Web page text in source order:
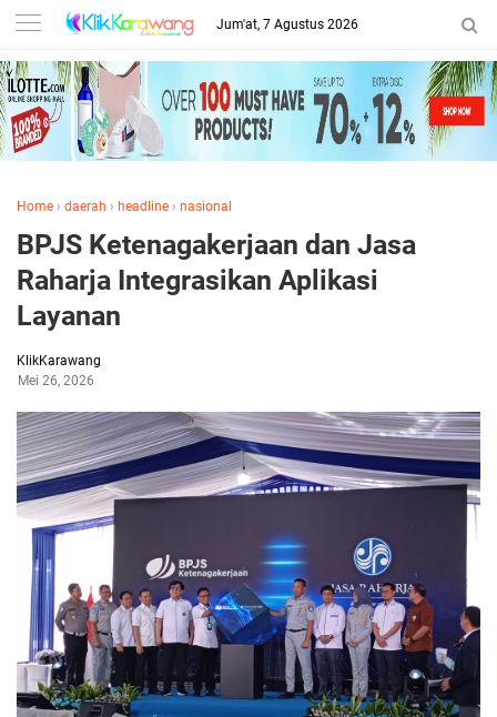
Jum'at, 7 Agustus 2026
Home › daerah › headline › nasional
BPJS Ketenagakerjaan dan Jasa
Raharja Integrasikan Aplikasi
Layanan
KlikKarawang
Mei 26, 2026